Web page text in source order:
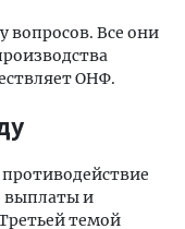
вопросов. Все они
ОНФ.
выплаты и
темой